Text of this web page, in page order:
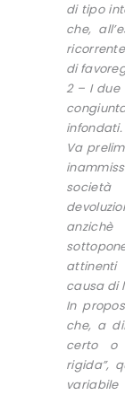
di tipo
che,
di
2 – I
infondati.
Va
società
causa di
In
che, a
certo o
rigida”,